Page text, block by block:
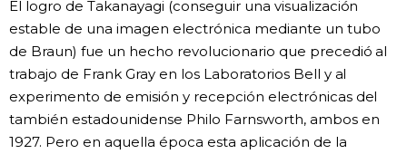
El logro de Takanayagi (conseguir una visualización
estable de una imagen electrónica mediante un tubo
de Braun) fue un hecho revolucionario que precedió al
trabajo de Frank Gray en los Laboratorios Bell y al
experimento de emisión y recepción electrónicas del
también estadounidense Philo Farnsworth, ambos en
1927. Pero en aquella época esta aplicación de la